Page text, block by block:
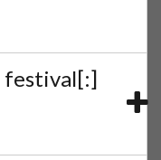
festival[:]